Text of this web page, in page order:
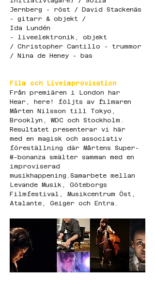
Jernberg - röst / David Stackenäs
- gitarr & objekt /
Ida Lundén
- liveelektronik, objekt
/ Christopher Cantillo - trummor
/ Nina de Heney - bas
Film och Liveimprovisation
Från premiären i London har
Hear, here! följts av filmaren
Mårten Nilsson till Tokyo,
Brooklyn, WDC och Stockholm.
Resultatet presenterar vi här
med en magisk och associativ
föreställning där Mårtens Super-
8-bonanza smälter samman med en
improviserad
musikhappening.Samarbete mellan
Levande Musik, Göteborgs
Filmfestival, Musikcentrum Öst,
Atalante, Geiger och Entra.